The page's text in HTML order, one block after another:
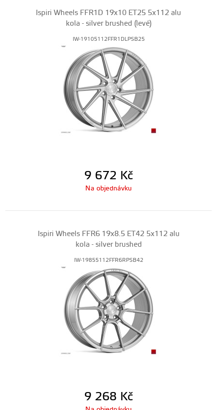
Ispiri Wheels FFR1D 19x10 ET25 5x112 alu
kola - silver brushed (levé)
IW-19105112FFR1DLPSB25
9 672 Kč
Na objednávku
Ispiri Wheels FFR6 19x8.5 ET42 5x112 alu
kola - silver brushed
IW-19855112FFR6RPSB42
9 268 Kč